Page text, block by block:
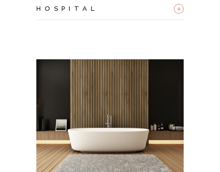
HOSPITAL +